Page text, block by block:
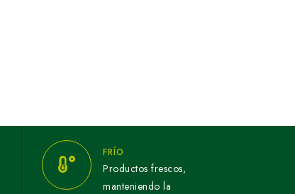
FRÍO
Productos frescos,
manteniendo la